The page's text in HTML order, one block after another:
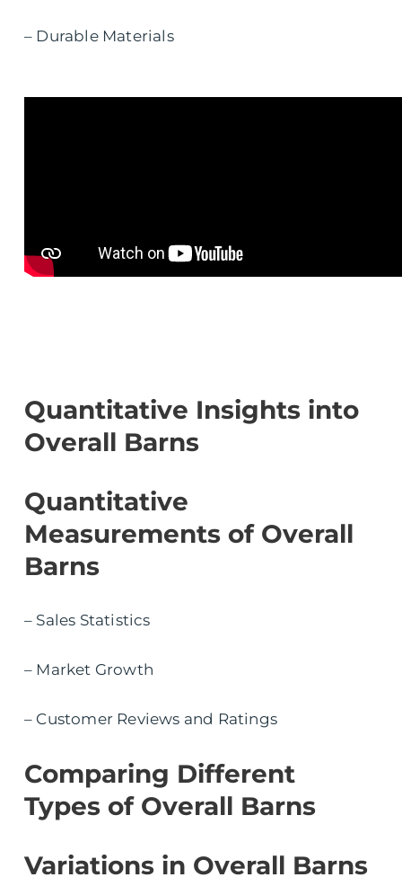
– Durable Materials
Quantitative Insights into
Overall Barns
Quantitative
Measurements of Overall
Barns
– Sales Statistics
– Market Growth
– Customer Reviews and Ratings
Comparing Different
Types of Overall Barns
Variations in Overall Barns